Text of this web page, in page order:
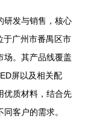
研发与销售，核心
于广州市番禺区市
场。其产品线覆盖
屏以及相关配
优质材料，结合先
客户的需求。